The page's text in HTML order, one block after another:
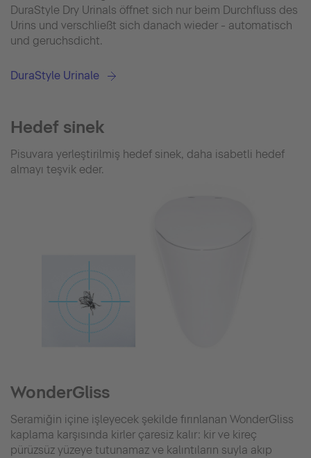
DuraStyle Dry Urinals öffnet sich nur beim Durchfluss des
Urins und verschließt sich danach wieder - automatisch
und geruchsdicht.
DuraStyle Urinale
Hedef si̇nek
Pisuvara yerleştirilmiş hedef sinek, daha isabetli hedef
almayı teşvik eder.
WonderGliss
Seramiğin içine işleyecek şekilde fırınlanan WonderGliss
kaplama karşısında kirler çaresiz kalır: kir ve kireç
pürüzsüz yüzeye tutunamaz ve kalıntıların suyla akıp